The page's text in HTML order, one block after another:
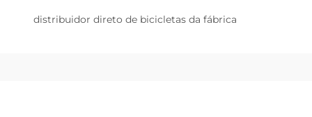
distribuidor direto de bicicletas da fábrica